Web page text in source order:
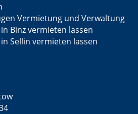
Vermietung und Verwaltung
Binz vermieten lassen
Sellin vermieten lassen